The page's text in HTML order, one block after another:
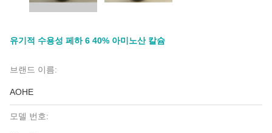
유기적 수용성 페하 6 40% 아미노산 칼슘
브랜드 이름:
AOHE
모델 번호: